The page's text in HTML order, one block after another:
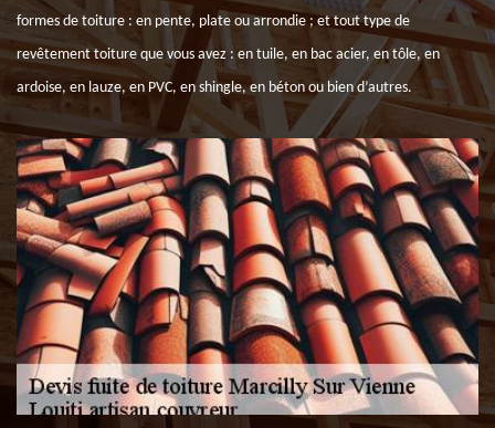
formes de toiture : en pente, plate ou arrondie ; et tout type de
revêtement toiture que vous avez : en tuile, en bac acier, en tôle, en
ardoise, en lauze, en PVC, en shingle, en béton ou bien d’autres.